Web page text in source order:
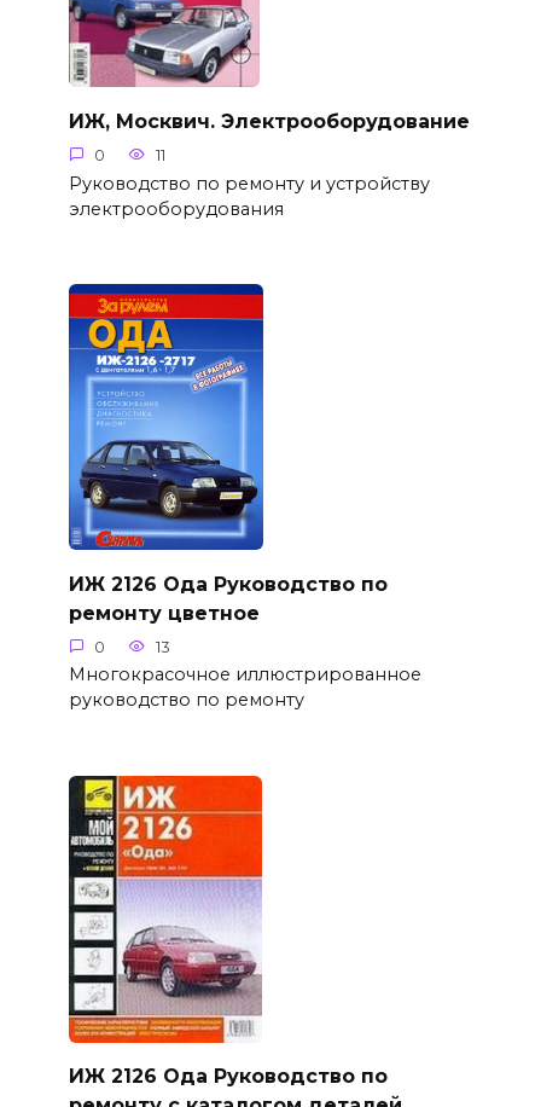
ИЖ, Москвич. Электрооборудование
0 11
Руководство по ремонту и устройству
электрооборудования
ИЖ 2126 Ода Руководство по
ремонту цветное
0 13
Многокрасочное иллюстрированное
руководство по ремонту
ИЖ 2126 Ода Руководство по